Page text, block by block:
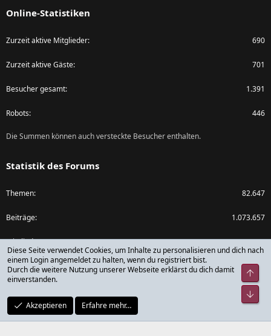
Online-Statistiken
Zurzeit aktive Mitglieder 690
Zurzeit aktive Gäste 701
Besucher gesamt 1.391
Robots 446
Die Summen können auch versteckte Besucher enthalten.
Statistik des Forums
Themen 82.647
Beiträge 1.073.657
Mitglieder 79.782
Neuestes Mitglied rickdick
Community platform by XenForo® © 2010-2024 XenForo Ltd.
Diese Seite verwendet Cookies, um Inhalte zu personalisieren und dich nach
einem Login angemeldet zu halten, wenn du registriert bist.
Durch die weitere Nutzung unserer Webseite erklärst du dich damit
einverstanden.
Akzeptieren Erfahre mehr…